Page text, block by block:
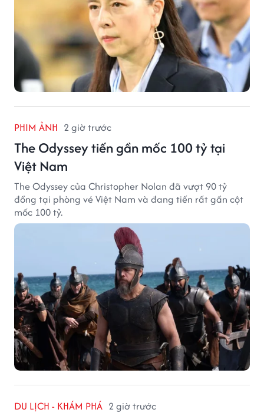
PHIM ẢNH 2 giờ trước
The Odyssey tiến gần mốc 100 tỷ tại
Việt Nam
The Odyssey của Christopher Nolan đã vượt 90 tỷ
đồng tại phòng vé Việt Nam và đang tiến rất gần cột
mốc 100 tỷ.
DU LỊCH - KHÁM PHÁ 2 giờ trước